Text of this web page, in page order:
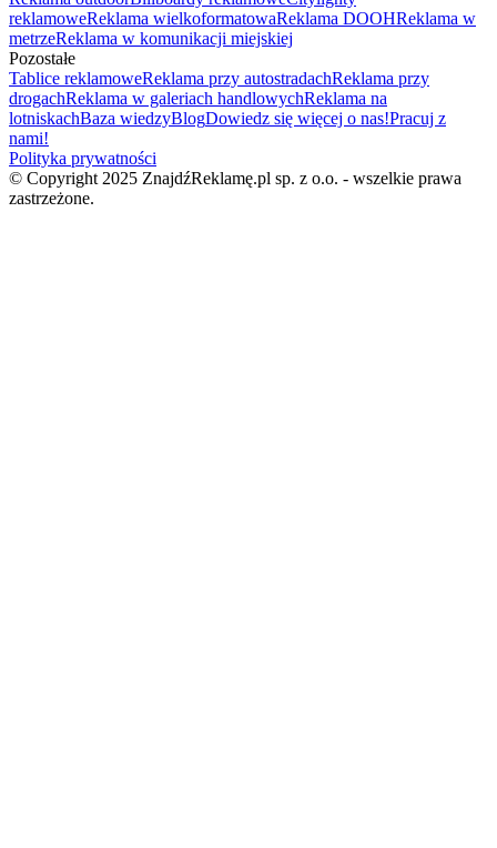
reklamoweReklama wielkoformatowaReklama DOOHReklama w
metrzeReklama w komunikacji miejskiej
Pozostałe
Tablice reklamoweReklama przy autostradachReklama przy
drogachReklama w galeriach handlowychReklama na
lotniskachBaza wiedzyBlogDowiedz się więcej o nas!Pracuj z
nami!
Polityka prywatności
© Copyright 2025 ZnajdźReklamę.pl sp. z o.o. - wszelkie prawa
zastrzeżone.